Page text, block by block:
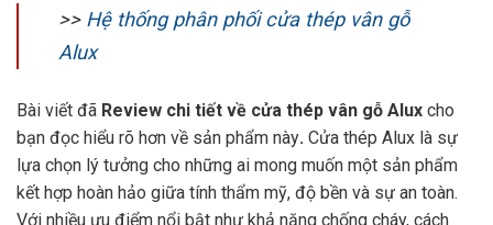
>> Hệ thống phân phối cửa thép vân gỗ
Alux
Bài viết đã Review chi tiết về cửa thép vân gỗ Alux cho
bạn đọc hiểu rõ hơn về sản phẩm này. Cửa thép Alux là sự
lựa chọn lý tưởng cho những ai mong muốn một sản phẩm
kết hợp hoàn hảo giữa tính thẩm mỹ, độ bền và sự an toàn.
Với nhiều ưu điểm nổi bật như khả năng chống cháy, cách